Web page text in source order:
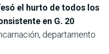
el hurto detodos los
en G. 20
departamento